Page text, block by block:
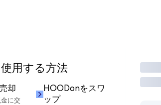
用する方法
却
に交
HOODonをスワ
ップ
取